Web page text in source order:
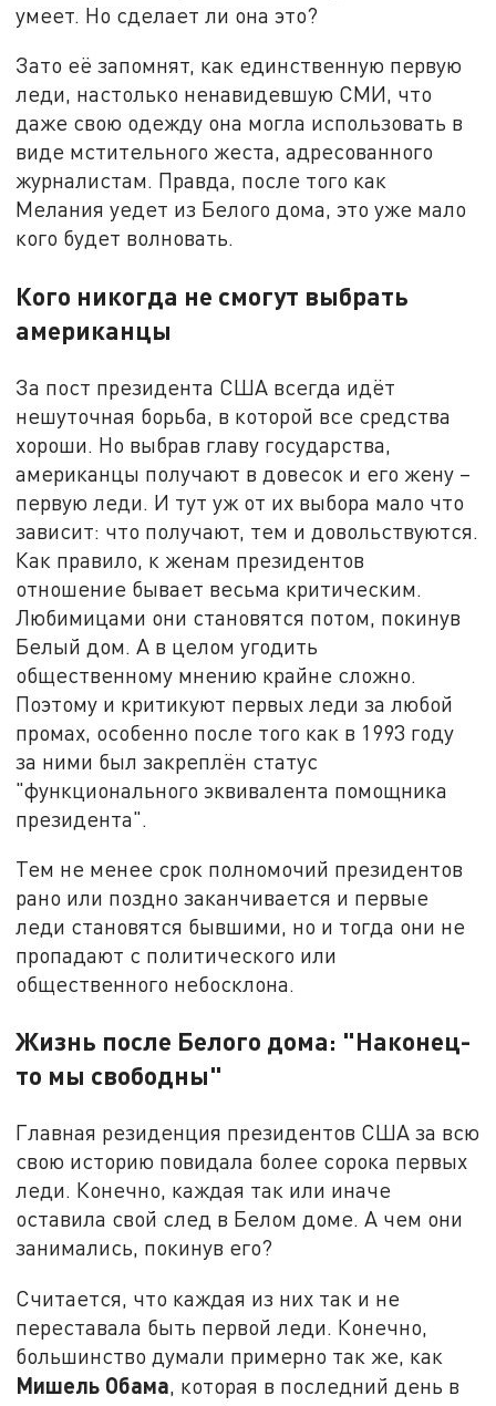
умеет. Но сделает ли она это?
Зато её запомнят, как единственную первую
леди, настолько ненавидевшую СМИ, что
даже свою одежду она могла использовать в
виде мстительного жеста, адресованного
журналистам. Правда, после того как
Мелания уедет из Белого дома, это уже мало
кого будет волновать.
Кого никогда не смогут выбрать
американцы
За пост президента США всегда идёт
нешуточная борьба, в которой все средства
хороши. Но выбрав главу государства,
американцы получают в довесок и его жену –
первую леди. И тут уж от их выбора мало что
зависит: что получают, тем и довольствуются.
Как правило, к женам президентов
отношение бывает весьма критическим.
Любимицами они становятся потом, покинув
Белый дом. А в целом угодить
общественному мнению крайне сложно.
Поэтому и критикуют первых леди за любой
промах, особенно после того как в 1993 году
за ними был закреплён статус
"функционального эквивалента помощника
президента".
Тем не менее срок полномочий президентов
рано или поздно заканчивается и первые
леди становятся бывшими, но и тогда они не
пропадают с политического или
общественного небосклона.
Жизнь после Белого дома: "Наконец-
то мы свободны"
Главная резиденция президентов США за всю
свою историю повидала более сорока первых
леди. Конечно, каждая так или иначе
оставила свой след в Белом доме. А чем они
занимались, покинув его?
Считается, что каждая из них так и не
переставала быть первой леди. Конечно,
большинство думали примерно так же, как
Мишель Обама, которая в последний день в